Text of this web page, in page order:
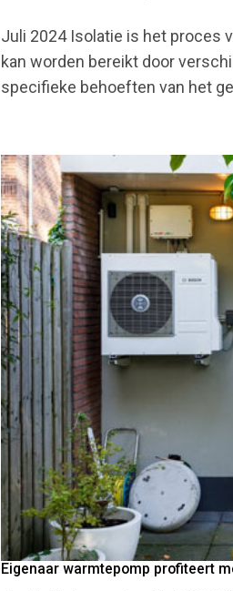
Juli 2024 Isolatie is het proces
kan worden bereikt door
specifieke behoeften van het
Eigenaar warmtepomp profiteert